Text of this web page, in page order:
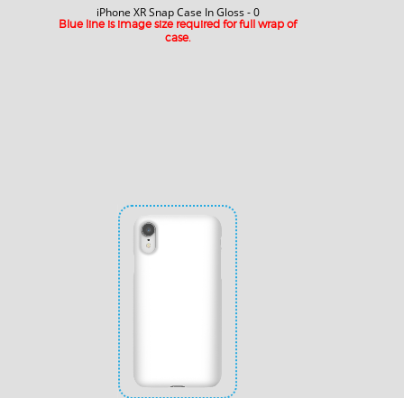
iPhone XR Snap Case In Gloss - 0
Blue line is image size required for full wrap of
case.